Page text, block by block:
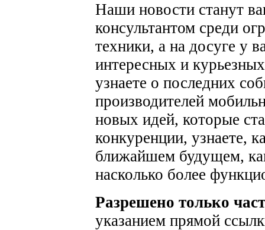
Наши новости станут
консультантом среди
техники, а на досуге у
интересных и
узнаете о последних
производителей
новых идей, которые
конкуренции, узнаете,
ближайшем будущем,
насколько более
Разрешено только
указанием прямой